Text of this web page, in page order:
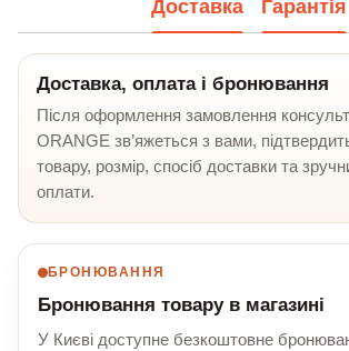
Доставка Гарантія
Доставка, оплата і бронювання
Після оформлення замовлення
ORANGE зв’яжеться з вами,
товару, розмір, спосіб доставки та
оплати.
БРОНЮВАННЯ
Бронювання товару в магазині
У Києві доступне безкоштовне